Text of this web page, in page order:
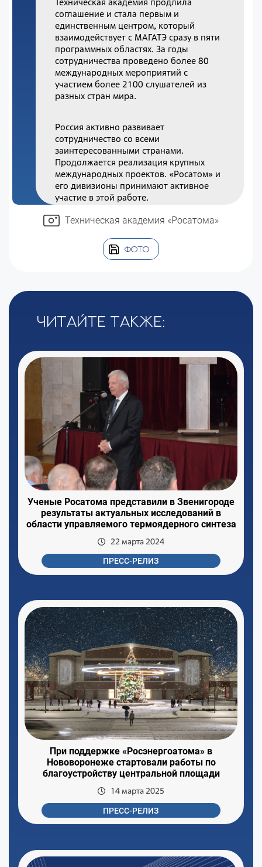
соглашение и стала первым и
единственным центром, который
взаимодействует с МАГАТЭ сразу в пяти
программных областях. За годы
сотрудничества проведено более 80
международных мероприятий с
участием более 2100 слушателей из
разных стран мира.
Россия активно развивает
сотрудничество со всеми
заинтересованными странами.
Продолжается реализация крупных
международных проектов. «Росатом» и
его дивизионы принимают активное
участие в этой работе.
Техническая академия «Росатома»
ФОТО
Читайте также:
Ученые Росатома представили в Звенигороде
результаты актуальных исследований в
области управляемого термоядерного синтеза
22 марта 2024
ПРЕСС-РЕЛИЗ
При поддержке «Росэнергоатома» в
Нововоронеже стартовали работы по
благоустройству центральной площади
14 марта 2025
ПРЕСС-РЕЛИЗ